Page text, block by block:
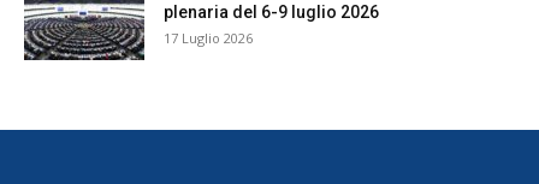
plenaria del 6-9 luglio 2026
17 Luglio 2026